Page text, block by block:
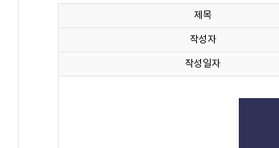
제목
작성자
작성일자